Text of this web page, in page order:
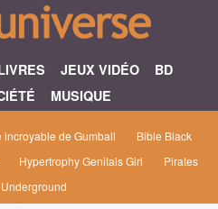
JEUX VIDÉO
BD
MUSIQUE
incroyable de Gumball
Bible Black
Hypertrophy Genitals Girl
Pirates